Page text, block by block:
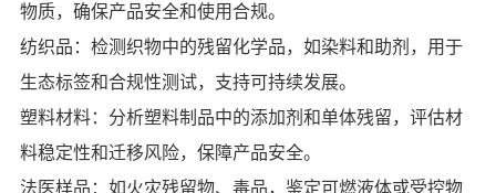
物质，确保产品安全和使用合规。
纺织品：检测织物中的残留化学品，如染料和助剂，用于
生态标签和合规性测试，支持可持续发展。
塑料材料：分析塑料制品中的添加剂和单体残留，评估材
料稳定性和迁移风险，保障产品安全。
法医样品：如火灾残留物、毒品，鉴定可燃液体或受控物